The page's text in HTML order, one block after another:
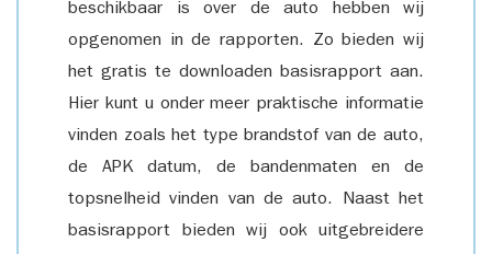
beschikbaar is over de auto hebben wij
opgenomen in de rapporten. Zo bieden wij
het gratis te downloaden basisrapport aan.
Hier kunt u onder meer praktische informatie
vinden zoals het type brandstof van de auto,
de APK datum, de bandenmaten en de
topsnelheid vinden van de auto. Naast het
basisrapport bieden wij ook uitgebreidere